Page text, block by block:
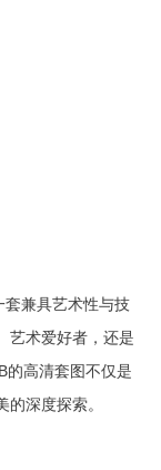
套兼具艺术性与技
艺术爱好者，还是
的高清套图不仅是
深度探索。